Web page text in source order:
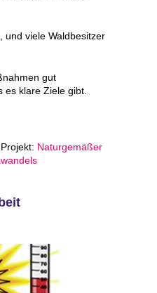
und viele Waldbesitzer
gut
es klare Ziele gibt.
Naturgemäßer